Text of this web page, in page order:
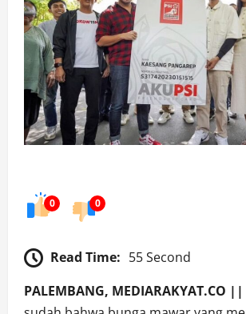
0 0
Read Time: 55 Second
PALEMBANG, MEDIARAKYAT.CO ||